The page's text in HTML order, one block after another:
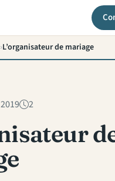
L’organisateur de mariage
2